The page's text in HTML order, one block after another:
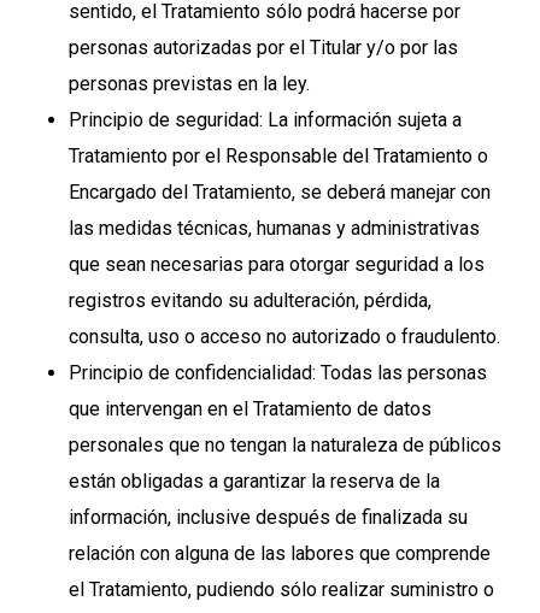
sentido, el Tratamiento sólo podrá hacerse por
personas autorizadas por el Titular y/o por las
personas previstas en la ley.
Principio de seguridad: La información sujeta a
Tratamiento por el Responsable del Tratamiento o
Encargado del Tratamiento, se deberá manejar con
las medidas técnicas, humanas y administrativas
que sean necesarias para otorgar seguridad a los
registros evitando su adulteración, pérdida,
consulta, uso o acceso no autorizado o fraudulento.
Principio de confidencialidad: Todas las personas
que intervengan en el Tratamiento de datos
personales que no tengan la naturaleza de públicos
están obligadas a garantizar la reserva de la
información, inclusive después de finalizada su
relación con alguna de las labores que comprende
el Tratamiento, pudiendo sólo realizar suministro o